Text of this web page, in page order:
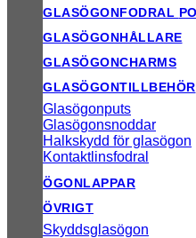
GLASÖGONFODRAL
GLASÖGONHÅLLARE
GLASÖGONCHARMS
GLASÖGONTILLBEHÖR
Glasögonputs
Glasögonsnoddar
Halkskydd för glasögon
Kontaktlinsfodral
ÖGONLAPPAR
ÖVRIGT
Skyddsglasögon